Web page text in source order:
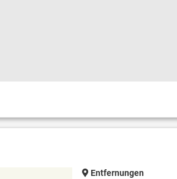
Entfernungen